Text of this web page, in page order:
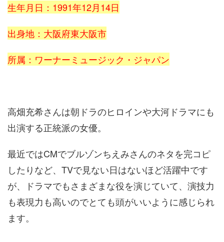
生年月日：1991年12月14日
出身地：大阪府東大阪市
所属：ワーナーミュージック・ジャパン
高畑充希さんは朝ドラのヒロインや大河ドラマにも
出演する正統派の女優。
最近ではCMでブルゾンちえみさんのネタを完コピ
したりなど、TVで見ない日はないほど活躍中です
が、ドラマでもさまざまな役を演じていて、演技力
も表現力も高いのでとても頭がいいように感じられ
ます。